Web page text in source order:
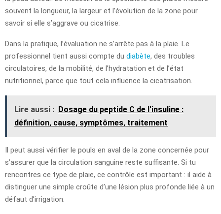
souvent la longueur, la largeur et l’évolution de la zone pour
savoir si elle s’aggrave ou cicatrise.
Dans la pratique, l’évaluation ne s’arrête pas à la plaie. Le
professionnel tient aussi compte du diabète, des troubles
circulatoires, de la mobilité, de l’hydratation et de l’état
nutritionnel, parce que tout cela influence la cicatrisation.
Lire aussi : Dosage du peptide C de l'insuline :
définition, cause, symptômes, traitement
Il peut aussi vérifier le pouls en aval de la zone concernée pour
s’assurer que la circulation sanguine reste suffisante. Si tu
rencontres ce type de plaie, ce contrôle est important : il aide à
distinguer une simple croûte d’une lésion plus profonde liée à un
défaut d’irrigation.